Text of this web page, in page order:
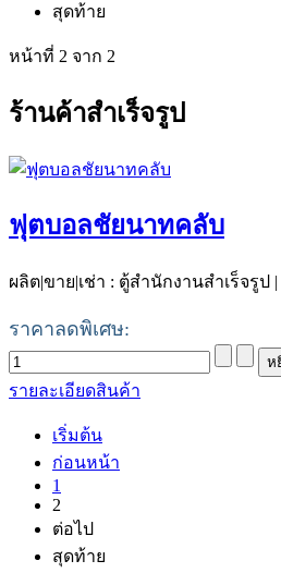
สุดท้าย
หน้าที่ 2 จาก 2
ร้านค้าสำเร็จรูป
ฟุตบอลชัยนาทคลับ
ผลิต|ขาย|เช่า : ตู้สำนักงานสำเร็จรูป
ราคาลดพิเศษ:
รายละเอียดสินค้า
เริ่มต้น
ก่อนหน้า
1
2
ต่อไป
สุดท้าย